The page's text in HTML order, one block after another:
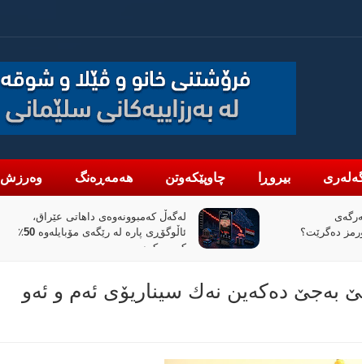
بیروڕا چاوپێکەوتن هەمەڕەنگ وەرزش
عێراق،
ئاڵوگۆڕی پارە لە رێگەی مۆبایلەوە 50٪
«پیانۆ» و فەلسەفەی ناتەواوبوون
خوێندنەوەیەکی باختینی
بەجێ دەكەین نەك سیناریۆی ئەم و ئەو